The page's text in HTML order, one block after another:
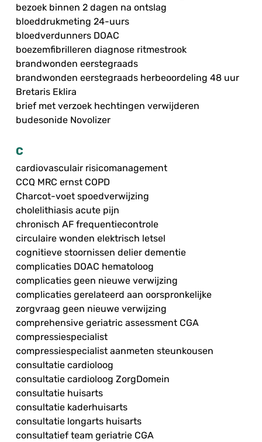
bezoek binnen 2 dagen na ontslag
bloeddrukmeting 24-uurs
bloedverdunners DOAC
boezemfibrilleren diagnose ritmestrook
brandwonden eerstegraads
brandwonden eerstegraads herbeoordeling 48 uur
Bretaris Eklira
brief met verzoek hechtingen verwijderen
budesonide Novolizer
C
cardiovasculair risicomanagement
CCQ MRC ernst COPD
Charcot-voet spoedverwijzing
cholelithiasis acute pijn
chronisch AF frequentiecontrole
circulaire wonden elektrisch letsel
cognitieve stoornissen delier dementie
complicaties DOAC hematoloog
complicaties geen nieuwe verwijzing
complicaties gerelateerd aan oorspronkelijke
zorgvraag geen nieuwe verwijzing
comprehensive geriatric assessment CGA
compressiespecialist
compressiespecialist aanmeten steunkousen
consultatie cardioloog
consultatie cardioloog ZorgDomein
consultatie huisarts
consultatie kaderhuisarts
consultatie longarts huisarts
consultatief team geriatrie CGA